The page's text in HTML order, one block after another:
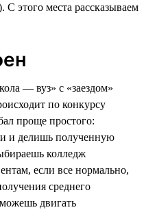
этого места рассказываем
— вуз» с «заездом»
по конкурсу
проще простого:
и делишь полученную
колледж
если все нормально,
среднего
двигать